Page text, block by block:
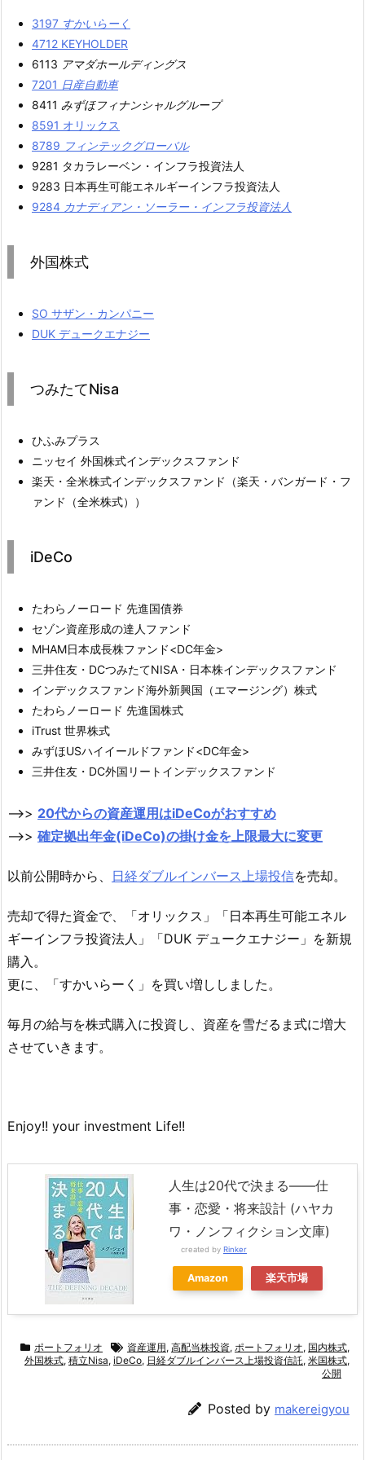
3197 すかいらーく
4712 KEYHOLDER
6113 アマダホールディングス
7201 日産自動車
8411 みずほフィナンシャルグループ
8591 オリックス
8789 フィンテックグローバル
9281 タカラレーベン・インフラ投資法人
9283 日本再生可能エネルギーインフラ投資法人
9284 カナディアン・ソーラー・インフラ投資法人
外国株式
SO サザン・カンパニー
DUK デュークエナジー
つみたてNisa
ひふみプラス
ニッセイ 外国株式インデックスファンド
楽天・全米株式インデックスファンド（楽天・バンガード・フ
ァンド（全米株式））
iDeCo
たわらノーロード 先進国債券
セゾン資産形成の達人ファンド
MHAM日本成長株ファンド<DC年金>
三井住友・DCつみたてNISA・日本株インデックスファンド
インデックスファンド海外新興国（エマージング）株式
たわらノーロード 先進国株式
iTrust 世界株式
みずほUSハイイールドファンド<DC年金>
三井住友・DC外国リートインデックスファンド
–>> 20代からの資産運用はiDeCoがおすすめ
–>> 確定拠出年金(iDeCo)の掛け金を上限最大に変更
以前公開時から、 日経ダブルインバース上場投信を売却。
売却で得た資金で、「オリックス」「日本再生可能エネル
ギーインフラ投資法人」「DUK デュークエナジー」を新規
購入。
更に、「すかいらーく」を買い増ししました。
毎月の給与を株式購入に投資し、資産を雪だるま式に増大
させていきます。
Enjoy!! your investment Life!!
人生は20代で決まる――仕
事・恋愛・将来設計 (ハヤカ
ワ・ノンフィクション文庫)
created by Rinker
Amazon 楽天市場
ポートフォリオ 資産運用, 高配当株投資, ポートフォリオ, 国内株式,
外国株式, 積立Nisa, iDeCo, 日経ダブルインバース上場投資信託, 米国株式,
公開
Posted by makereigyou